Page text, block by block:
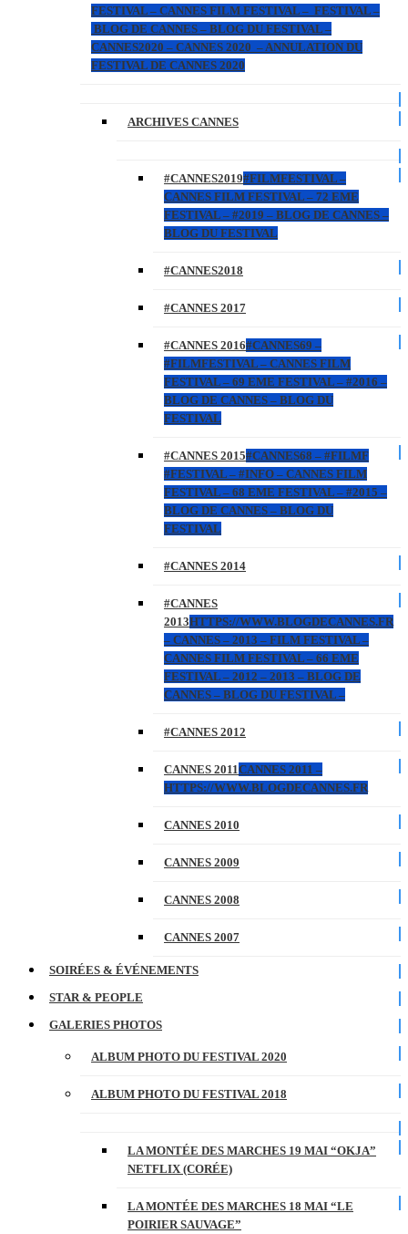
FESTIVAL – CANNES FILM FESTIVAL – FESTIVAL –
BLOG DE CANNES – BLOG DU FESTIVAL –
CANNES2020 – CANNES 2020 – ANNULATION DU
FESTIVAL DE CANNES 2020
ARCHIVES CANNES
#CANNES2019#FILMFESTIVAL –
CANNES FILM FESTIVAL – 72 EME
FESTIVAL – #2019 – BLOG DE CANNES –
BLOG DU FESTIVAL
#CANNES2018
#CANNES 2017
#CANNES 2016#CANNES69 –
#FILMFESTIVAL – CANNES FILM
FESTIVAL – 69 EME FESTIVAL – #2016 –
BLOG DE CANNES – BLOG DU
FESTIVAL
#CANNES 2015#CANNES68 – #FILMF
#FESTIVAL – #INFO – CANNES FILM
FESTIVAL – 68 EME FESTIVAL – #2015 –
BLOG DE CANNES – BLOG DU
FESTIVAL
#CANNES 2014
#CANNES
2013HTTPS://WWW.BLOGDECANNES.FR
– CANNES – 2013 – FILM FESTIVAL –
CANNES FILM FESTIVAL – 66 EME
FESTIVAL – 2012 – 2013 – BLOG DE
CANNES – BLOG DU FESTIVAL –
#CANNES 2012
CANNES 2011CANNES 2011 –
HTTPS://WWW.BLOGDECANNES.FR
CANNES 2010
CANNES 2009
CANNES 2008
CANNES 2007
SOIRÉES & ÉVÉNEMENTS
STAR & PEOPLE
GALERIES PHOTOS
ALBUM PHOTO DU FESTIVAL 2020
ALBUM PHOTO DU FESTIVAL 2018
LA MONTÉE DES MARCHES 19 MAI “OKJA”
NETFLIX (CORÉE)
LA MONTÉE DES MARCHES 18 MAI “LE
POIRIER SAUVAGE”